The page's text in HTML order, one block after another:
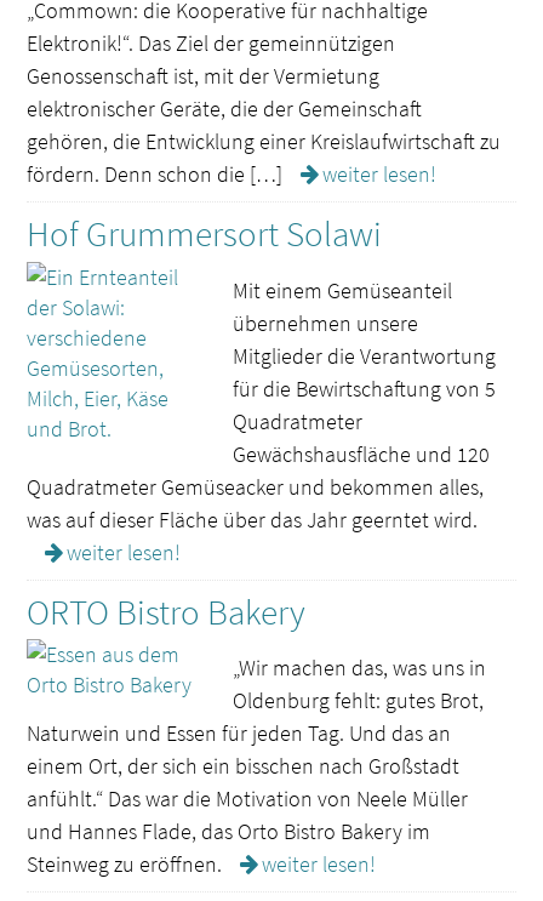
„Commown: die Kooperative für nachhaltige
Elektronik!“. Das Ziel der gemeinnützigen
Genossenschaft ist, mit der Vermietung
elektronischer Geräte, die der Gemeinschaft
gehören, die Entwicklung einer Kreislaufwirtschaft zu
fördern. Denn schon die […]
weiter lesen!
Hof Grummersort Solawi
Mit einem Gemüseanteil
übernehmen unsere
Mitglieder die Verantwortung
für die Bewirtschaftung von 5
Quadratmeter
Gewächshausfläche und 120
Quadratmeter Gemüseacker und bekommen alles,
was auf dieser Fläche über das Jahr geerntet wird.
weiter lesen!
ORTO Bistro Bakery
„Wir machen das, was uns in
Oldenburg fehlt: gutes Brot,
Naturwein und Essen für jeden Tag. Und das an
einem Ort, der sich ein bisschen nach Großstadt
anfühlt.“ Das war die Motivation von Neele Müller
und Hannes Flade, das Orto Bistro Bakery im
Steinweg zu eröffnen.
weiter lesen!